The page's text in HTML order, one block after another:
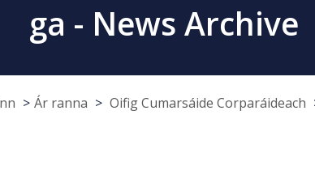
ga - News Archive
Ár ranna Oifig Cumarsáide Corparáideach